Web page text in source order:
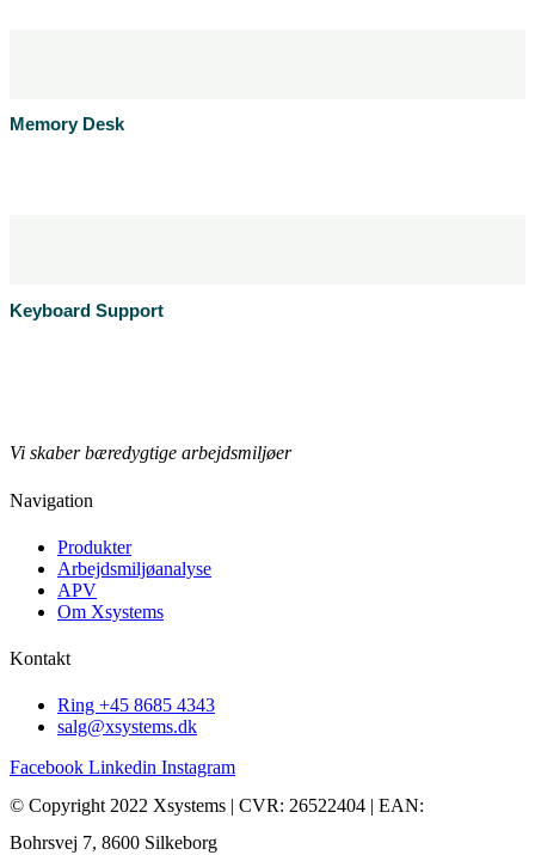
Memory Desk
Keyboard Support
Vi skaber bæredygtige arbejdsmiljøer
Navigation
Produkter
Arbejdsmiljøanalyse
APV
Om Xsystems
Kontakt
Ring +45 8685 4343
salg@xsystems.dk
Facebook Linkedin Instagram
© Copyright 2022 Xsystems | CVR: 26522404 | EAN:
Bohrsvej 7, 8600 Silkeborg